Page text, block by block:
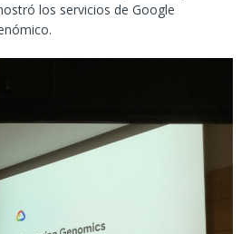
los servicios de Google